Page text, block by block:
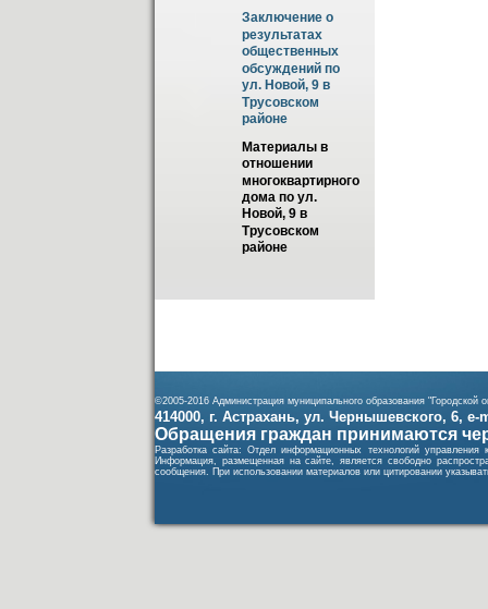
Заключение о
результатах
общественных
обсуждений по
ул. Новой, 9 в
Трусовском
районе
Материалы в
отношении
многоквартирного
дома по ул.
Новой, 9 в
Трусовском
районе
©2005-2016 Администрация муниципального образования "Городской
414000, г. Астрахань, ул. Чернышевского, 6,
Обращения граждан принимаются
Разработка сайта: Отдел информационных технологий
Информация, размещенная на сайте, является свободно
сообщения. При использовании материалов или цитировании